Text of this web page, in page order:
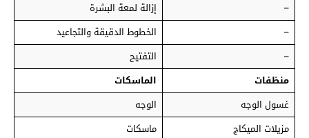
–
إزالة لمعة البشرة
–
الخطوط الدقيقة والتجاعيد
–
التفتيح
منظفات
الماسكات
غسول الوجه
الوجه
مزيلات الميكاج
ماسكات